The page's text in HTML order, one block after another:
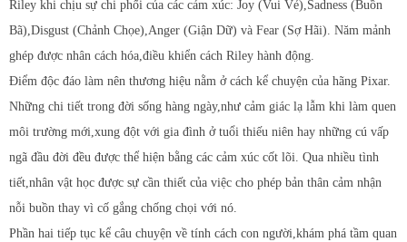
Riley khi chịu sự chi phối của các cảm xúc: Joy (Vui Vẻ),Sadness (Buồn
Bã),Disgust (Chảnh Chọe),Anger (Giận Dữ) và Fear (Sợ Hãi). Năm mảnh
ghép được nhân cách hóa,điều khiển cách Riley hành động.
Điểm độc đáo làm nên thương hiệu nằm ở cách kể chuyện của hãng Pixar.
Những chi tiết trong đời sống hàng ngày,như cảm giác lạ lẫm khi làm quen
môi trường mới,xung đột với gia đình ở tuổi thiếu niên hay những cú vấp
ngã đầu đời đều được thể hiện bằng các cảm xúc cốt lõi. Qua nhiều tình
tiết,nhân vật học được sự cần thiết của việc cho phép bản thân cảm nhận
nỗi buồn thay vì cố gắng chống chọi với nó.
Phần hai tiếp tục kể câu chuyện về tính cách con người,khám phá tầm quan